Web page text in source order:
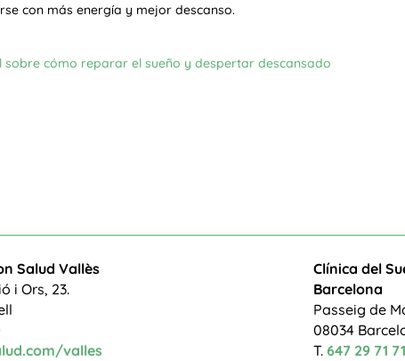
con más energía y mejor descanso.
sobre cómo reparar el sueño y despertar descansado
Salud Vallès
i Ors, 23.
valles
Clínica del
Barcelona
Passeig de
08034
T.647 29 71 71